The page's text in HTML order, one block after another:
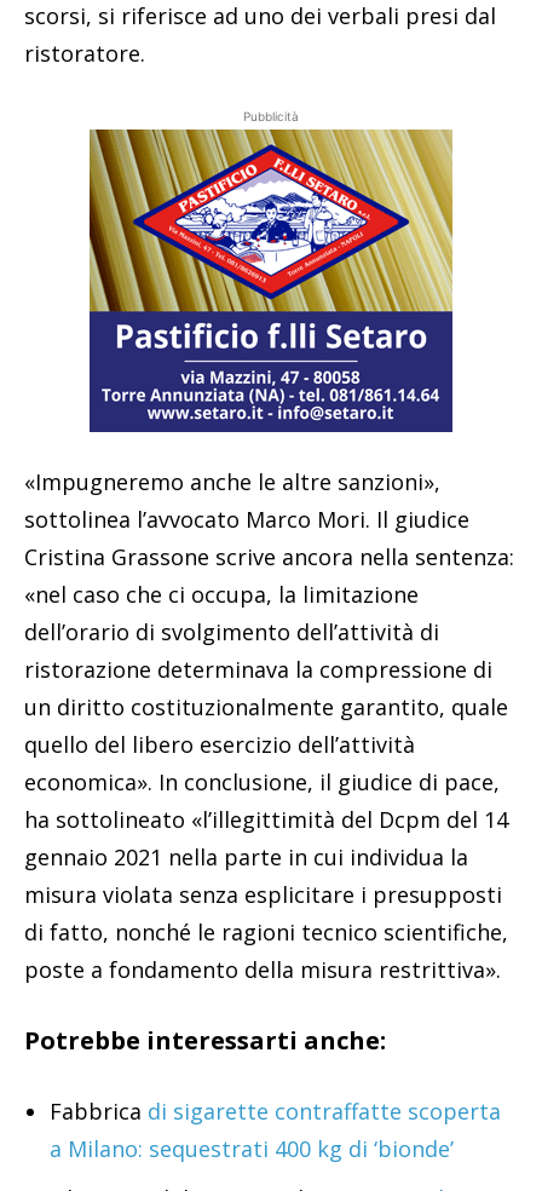
scorsi, si riferisce ad uno dei verbali presi dal
ristoratore.
Pubblicità
«Impugneremo anche le altre sanzioni»,
sottolinea l’avvocato Marco Mori. Il giudice
Cristina Grassone scrive ancora nella sentenza:
«nel caso che ci occupa, la limitazione
dell’orario di svolgimento dell’attività di
ristorazione determinava la compressione di
un diritto costituzionalmente garantito, quale
quello del libero esercizio dell’attività
economica». In conclusione, il giudice di pace,
ha sottolineato «l’illegittimità del Dcpm del 14
gennaio 2021 nella parte in cui individua la
misura violata senza esplicitare i presupposti
di fatto, nonché le ragioni tecnico scientifiche,
poste a fondamento della misura restrittiva».
Potrebbe interessarti anche:
Fabbrica di sigarette contraffatte scoperta
a Milano: sequestrati 400 kg di ‘bionde’